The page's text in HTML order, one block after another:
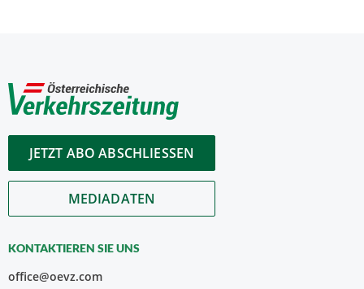
JETZT ABO ABSCHLIESSEN
MEDIADATEN
KONTAKTIEREN SIE UNS
office@oevz.com